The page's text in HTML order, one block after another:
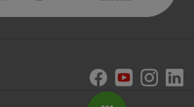
Nužni kolačići